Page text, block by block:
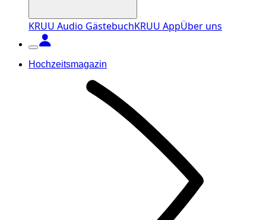
KRUU Audio GästebuchKRUU AppÜber uns
Hochzeitsmagazin